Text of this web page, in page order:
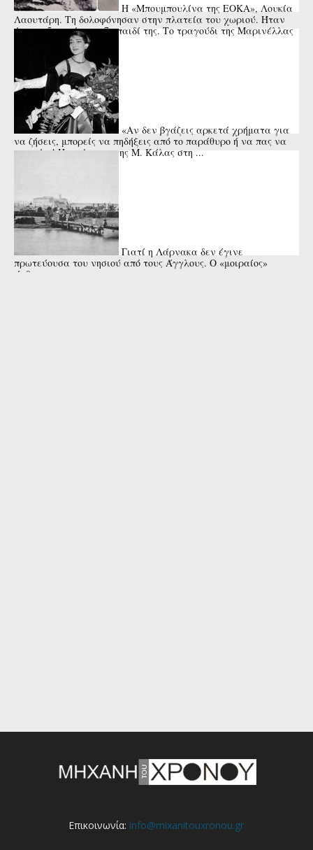
Η «Μπουμπουλίνα της ΕΟΚΑ», Λουκία
Λαουτάρη. Τη δολοφόνησαν στην πλατεία του χωριού. Ήταν
έγκυος 5 μηνών στο 7ο παιδί της. Το τραγούδι της Μαρινέλλας
«Αν δεν βγάζεις αρκετά χρήματα για
να ζήσεις, μπορείς να πηδήξεις από το παράθυρο ή να πας να
πνιγείς»! Η απάντηση της Μ. Κάλας στη ...
Γιατί η Λάρνακα δεν έγινε
πρωτεύουσα του νησιού από τους Άγγλους. Ο «μοιραίος»
άνθρωπος
Επικοινωνία: info@mixanitouxronou.gr